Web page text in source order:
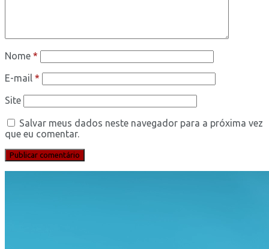
Nome *
E-mail *
Site
Salvar meus dados neste navegador para a próxima vez
que eu comentar.